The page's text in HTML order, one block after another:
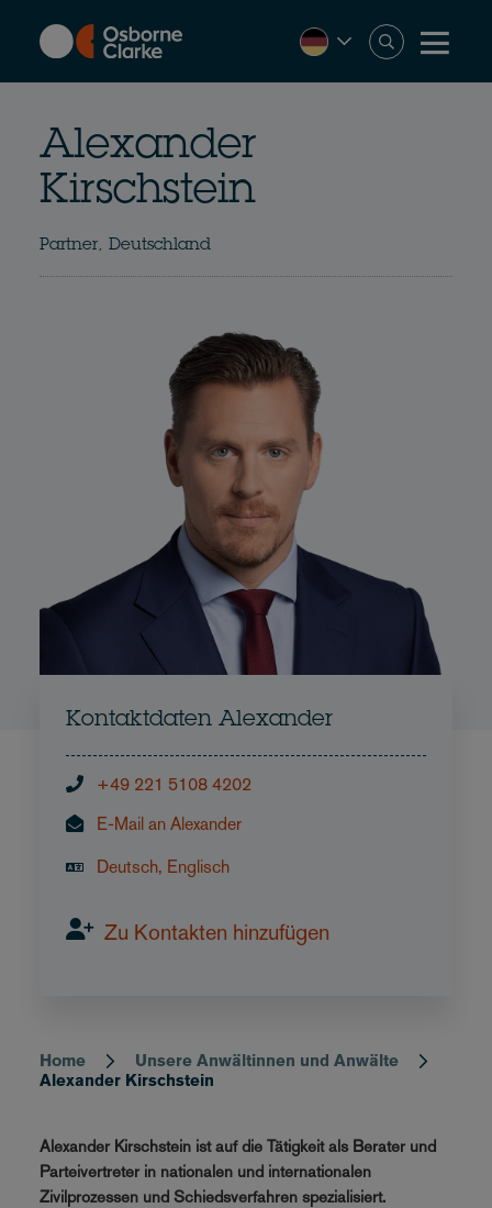
content
Alexander
Kirschstein
Partner, Deutschland
Breadcrumb
Home
Unsere Anwältinnen und Anwälte
Alexander Kirschstein
Alexander Kirschstein ist auf die Tätigkeit als Berater und
Parteivertreter in nationalen und internationalen
Zivilprozessen und Schiedsverfahren spezialisiert.
Kontaktdaten Alexander
+49 221 5108 4202
E-Mail an Alexander
Deutsch, Englisch
Zu Kontakten hinzufügen